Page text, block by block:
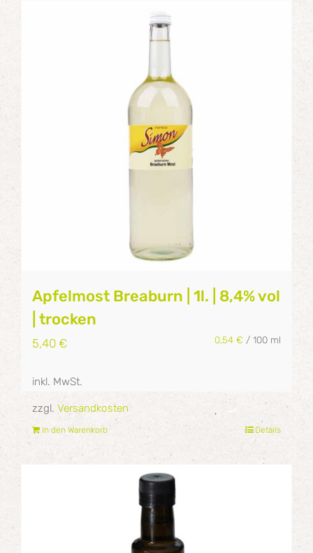
Apfelmost Breaburn | 1l. | 8,4% vol
| trocken
5,40 € 0,54€ /100 ml
inkl. MwSt.
zzgl. Versandkosten
In den Warenkorb Details